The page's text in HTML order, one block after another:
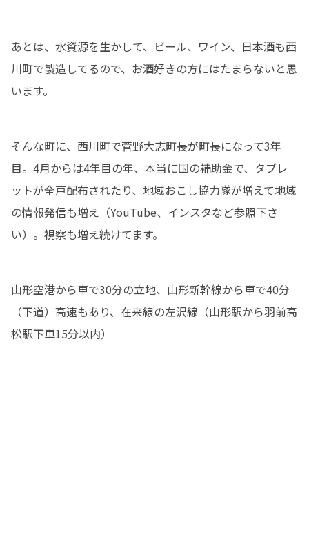
あとは、水資源を生かして、ビール、ワイン、日本酒も西
川町で製造してるので、お酒好きの方にはたまらないと思
います。
そんな町に、西川町で菅野大志町長が町長になって3年
目。4月からは4年目の年、本当に国の補助金で、タブレ
ットが全戸配布されたり、地域おこし協力隊が増えて地域
の情報発信も増え（YouTube、インスタなど参照下さ
い）。視察も増え続けてます。
山形空港から車で30分の立地、山形新幹線から車で40分
（下道）高速もあり、在来線の左沢線（山形駅から羽前高
松駅下車15分以内）